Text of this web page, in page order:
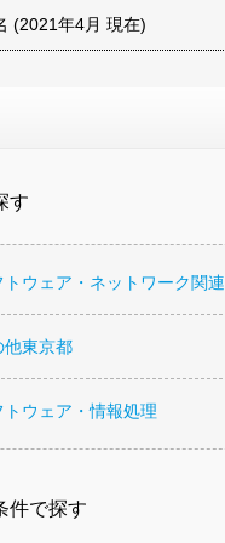
(2021年4月 現在)
す
トウェア・ネットワーク関連
他東京都
トウェア・情報処理
件で探す